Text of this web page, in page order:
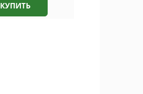
КУПИТЬ